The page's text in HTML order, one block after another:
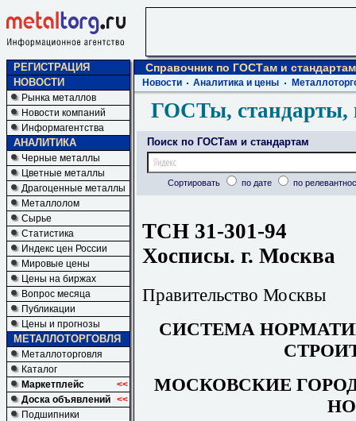
РЕГИСТРАЦИЯ
НОВОСТИ
Рынка металлов
Новости компаний
Информагентства
АНАЛИТИКА
Черные металлы
Цветные металлы
Драгоценные металлы
Металлолом
Сырье
Статистика
Индекс цен России
Мировые цены
Цены на биржах
Вопрос месяца
Публикации
Цены и прогнозы
МЕТАЛЛОТОРГОВЛЯ
Металлоторговля
Каталог
Маркетплейс
<<
Доска объявлений <<
Подшипники
Справочник по ГОСТам и стандартам
Новости Аналитика и цены
ГОСТы, стандарты,
Поиск по ГОСТам и стандартам
Сортировать по дате по
ТСН 31-301-94
Хосписы. г. Москва
Правительство Москвы
СИСТЕМА
МОСКОВСКИЕ